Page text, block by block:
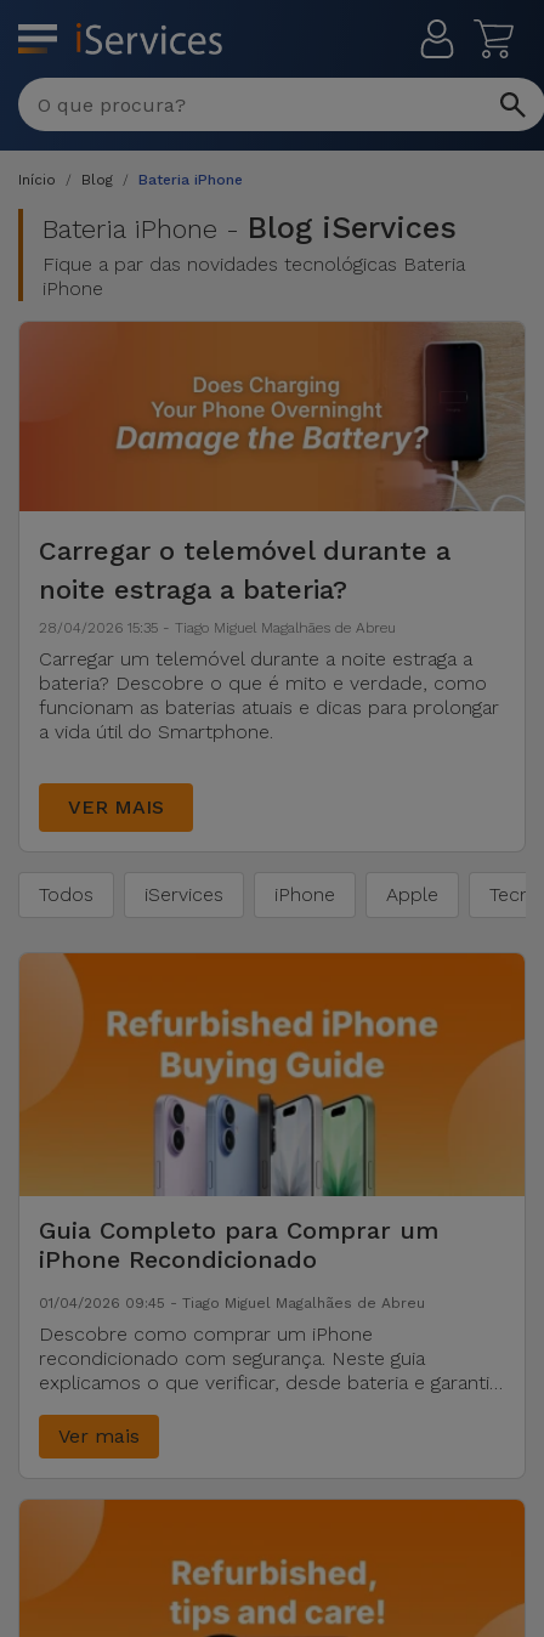
MENU
Reparações
Multimarca
Por
Avaria
iPhone
Macbook
Watch
Samsung
Xiaomi
Huawei
Oppo
Dyson
TCL
tudo
iPhones
Recondicionados
Recondicionados
Apple Watch
Recondicionados
Samsung
Recondicionados
Recondicionados
tudo
Produtos
Novidades
Cabos
Adaptadores
Películas
Powerbanks
Carregadores
e Colunas
Smartwatches
e Braceletes
Correntes
para
Gadgets
Higiene
Carteiras,
Bolsas e
Malas
e Acessórios
Mobilidade,
Promoções
Retomas
Início Blog Bateria iPhone
Bateria iPhone - Blog iServices
Fique a par das novidades tecnológicas Bateria
iPhone
Carregar o telemóvel durante a
noite estraga a bateria?
28/04/2026 15:35 - Tiago Miguel Magalhães de Abreu
Carregar um telemóvel durante a noite estraga a
bateria? Descobre o que é mito e verdade, como
funcionam as baterias atuais e dicas para prolongar
a vida útil do Smartphone.
VER MAIS
Todos iServices iPhone Apple
Guia Completo para Comprar um
iPhone Recondicionado
01/04/2026 09:45 - Tiago Miguel Magalhães de Abreu
Descobre como comprar um iPhone
recondicionado com segurança. Neste guia
explicamos o que verificar, desde bateria e garantia
Ver mais